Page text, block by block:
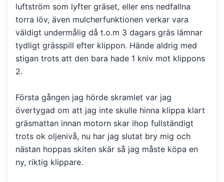
luftström som lyfter gräset, eller ens nedfallna
torra löv, även mulcherfunktionen verkar vara
väldigt undermålig då t.o.m 3 dagars gräs lämnar
tydligt grässpill efter klippon. Hände aldrig med
stigan trots att den bara hade 1 kniv mot klippons
2.
Första gången jag hörde skramlet var jag
övertygad om att jag inte skulle hinna klippa klart
gräsmattan innan motorn skar ihop fullständigt
trots ok oljenivå, nu har jag slutat bry mig och
nästan hoppas skiten skär så jag måste köpa en
ny, riktig klippare.